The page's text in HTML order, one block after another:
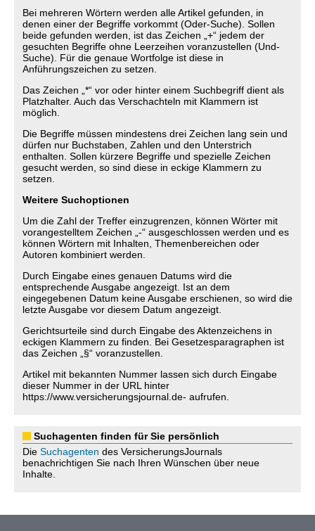
Bei mehreren Wörtern werden alle Artikel gefunden, in
denen einer der Begriffe vorkommt (Oder-Suche). Sollen
beide gefunden werden, ist das Zeichen „+“ jedem der
gesuchten Begriffe ohne Leerzeihen voranzustellen (Und-
Suche). Für die genaue Wortfolge ist diese in
Anführungszeichen zu setzen.
Das Zeichen „*“ vor oder hinter einem Suchbegriff dient als
Platzhalter. Auch das Verschachteln mit Klammern ist
möglich.
Die Begriffe müssen mindestens drei Zeichen lang sein und
dürfen nur Buchstaben, Zahlen und den Unterstrich
enthalten. Sollen kürzere Begriffe und spezielle Zeichen
gesucht werden, so sind diese in eckige Klammern zu
setzen.
Weitere Suchoptionen
Um die Zahl der Treffer einzugrenzen, können Wörter mit
vorangestelltem Zeichen „-“ ausgeschlossen werden und es
können Wörtern mit Inhalten, Themenbereichen oder
Autoren kombiniert werden.
Durch Eingabe eines genauen Datums wird die
entsprechende Ausgabe angezeigt. Ist an dem
eingegebenen Datum keine Ausgabe erschienen, so wird die
letzte Ausgabe vor diesem Datum angezeigt.
Gerichtsurteile sind durch Eingabe des Aktenzeichens in
eckigen Klammern zu finden. Bei Gesetzesparagraphen ist
das Zeichen „§“ voranzustellen.
Artikel mit bekannten Nummer lassen sich durch Eingabe
dieser Nummer in der URL hinter
https://www.versicherungsjournal.de- aufrufen.
Suchagenten finden für Sie persönlich
Die Suchagenten des VersicherungsJournals
benachrichtigen Sie nach Ihren Wünschen über neue
Inhalte.